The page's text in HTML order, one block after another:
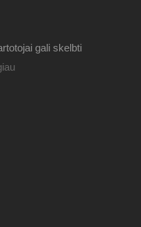
gali skelbti